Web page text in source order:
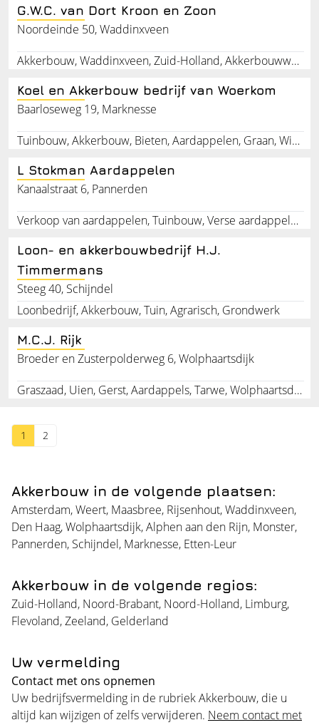
G.W.C. van Dort Kroon en Zoon
Noordeinde 50, Waddinxveen
Akkerbouw, Waddinxveen, Zuid-Holland, Akkerbouwwerkzaamheden
Koel en Akkerbouw bedrijf van Woerkom
Baarloseweg 19, Marknesse
Tuinbouw, Akkerbouw, Bieten, Aardappelen, Graan, Winterpeen, Koeling, Verhuur, Flevoland
L Stokman Aardappelen
Kanaalstraat 6, Pannerden
Verkoop van aardappelen, Tuinbouw, Verse aardappelen, Detailhandel, Particuliere verkoop van aardappelen, Grondwerk, Tractor dienstverlening, Hovenierswerkzaamheden, Agrarische werkzaamheden, Aardappels verwerken
Loon- en akkerbouwbedrijf H.J.
Timmermans
Steeg 40, Schijndel
Loonbedrijf, Akkerbouw, Tuin, Agrarisch, Grondwerk
M.C.J. Rijk
Broeder en Zusterpolderweg 6, Wolphaartsdijk
Graszaad, Uien, Gerst, Aardappels, Tarwe, Wolphaartsdijk, Zeeland
1 2
Akkerbouw in de volgende plaatsen:
Amsterdam,Weert, Maasbree, Rijsenhout,Waddinxveen,
Den Haag,Wolphaartsdijk,Alphen aan den Rijn, Monster,
Pannerden, Schijndel, Marknesse, Etten-Leur
Akkerbouw in de volgende regios:
Zuid-Holland, Noord-Brabant, Noord-Holland, Limburg,
Flevoland,Zeeland, Gelderland
Uw vermelding
Contact met ons opnemen
Uw bedrijfsvermelding in de rubriek Akkerbouw, die u
altijd kan wijzigen of zelfs verwijderen. Neem contact met